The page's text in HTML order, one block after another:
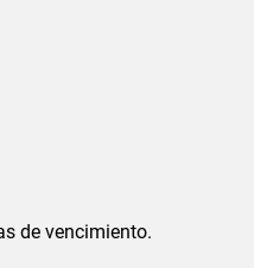
de vencimiento.